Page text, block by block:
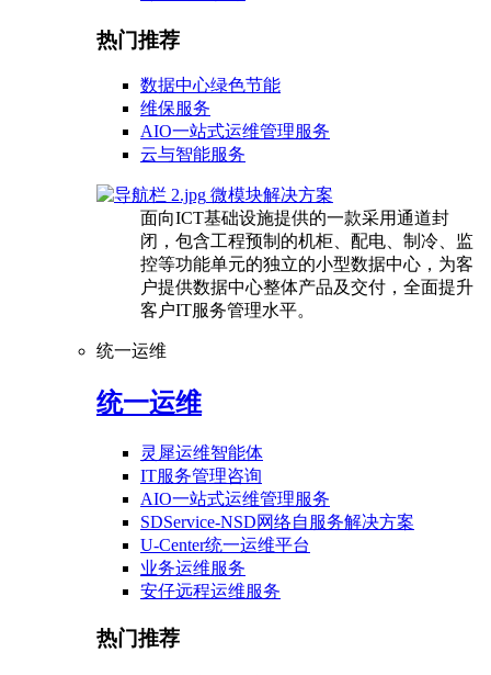
热门推荐
数据中心绿色节能
维保服务
AIO一站式运维管理服务
云与智能服务
微模块解决方案
面向ICT基础设施提供的一款采用通道封
闭，包含工程预制的机柜、配电、制冷、监
控等功能单元的独立的小型数据中心，为客
户提供数据中心整体产品及交付，全面提升
客户IT服务管理水平。
统一运维
统一运维
灵犀运维智能体
IT服务管理咨询
AIO一站式运维管理服务
SDService-NSD网络自服务解决方案
U-Center统一运维平台
业务运维服务
安仔远程运维服务
热门推荐